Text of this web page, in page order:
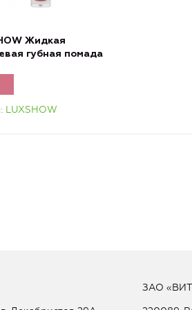
Жидкая
губная помада
LUXSHOW
ЗАО